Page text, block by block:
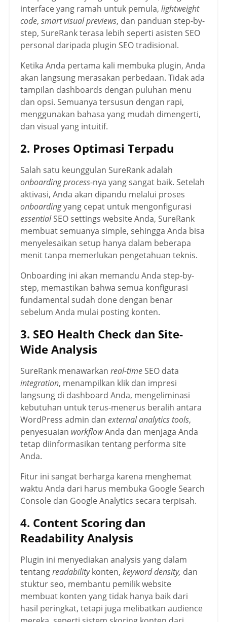
interface yang ramah untuk pemula, lightweight
code, smart visual previews, dan panduan step-by-
step, SureRank terasa lebih seperti asisten SEO
personal daripada plugin SEO tradisional.
Ketika Anda pertama kali membuka plugin, Anda
akan langsung merasakan perbedaan. Tidak ada
tampilan dashboards dengan puluhan menu
dan opsi. Semuanya tersusun dengan rapi,
menggunakan bahasa yang mudah dimengerti,
dan visual yang intuitif.
2. Proses Optimasi Terpadu
Salah satu keunggulan SureRank adalah
onboarding process-nya yang sangat baik. Setelah
aktivasi, Anda akan dipandu melalui proses
onboardingyang cepat untuk mengonfigurasi
essentialSEO settings website Anda, SureRank
membuat semuanya simple, sehingga Anda bisa
menyelesaikan setup hanya dalam beberapa
menit tanpa memerlukan pengetahuan teknis.
Onboarding ini akan memandu Anda step-by-
step, memastikan bahwa semua konfigurasi
fundamental sudah done dengan benar
sebelum Anda mulai posting konten.
3. SEO Health Check dan Site-
Wide Analysis
SureRank menawarkan real-time SEO data
integration, menampilkan klik dan impresi
langsung di dashboard Anda, mengeliminasi
kebutuhan untuk terus-menerus beralih antara
WordPress admin dan external analytics tools,
penyesuaian workflowAnda dan menjaga Anda
tetap diinformasikan tentang performa site
Anda.
Fitur ini sangat berharga karena menghemat
waktu Anda dari harus membuka Google Search
Console dan Google Analytics secara terpisah.
4. Content Scoring dan
Readability Analysis
Plugin ini menyediakan analysis yang dalam
tentangreadabilitykonten, keyword density, dan
stuktur seo, membantu pemilik website
membuat konten yang tidak hanya baik dari
hasil peringkat, tetapi juga melibatkan audience